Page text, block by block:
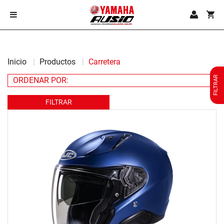
Inicio Productos Carretera
FILTRAR
FILTRAR